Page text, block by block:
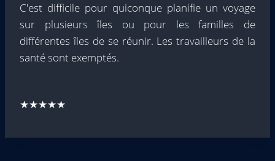
C'est difficile pour quiconque planifie un voyage
sur plusieurs îles ou pour les familles de
différentes îles de se réunir. Les travailleurs de la
santé sont exemptés.
★★★★★